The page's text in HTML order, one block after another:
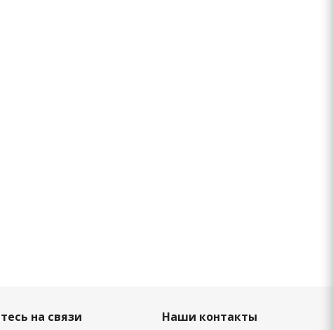
на связи Наши контакты